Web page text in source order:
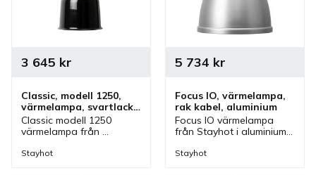
Classic, modell 1250,
värmelampa, svartlack,
fastmontering
Classic modell 1250
värmelampa från
fastmontering.
3 645 kr
Stayhot
Focus IO, värmelampa,
rak kabel, aluminium
Focus IO värmelampa
från Stayhot i aluminium
Värmelampa med fast
5 734 kr
Stayhot